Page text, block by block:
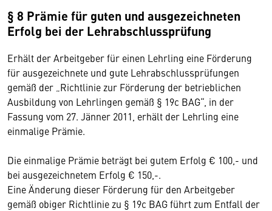
§ 8 Prämie für guten und ausgezeichneten
Erfolg bei der Lehrabschlussprüfung
Erhält der Arbeitgeber für einen Lehrling eine Förderung
für ausgezeichnete und gute Lehrabschlussprüfungen
gemäß der „Richtlinie zur Förderung der betrieblichen
Ausbildung von Lehrlingen gemäß § 19c BAG“, in der
Fassung vom 27. Jänner 2011, erhält der Lehrling eine
einmalige Prämie.
Die einmalige Prämie beträgt bei gutem Erfolg € 100,- und
bei ausgezeichnetem Erfolg € 150,-.
Eine Änderung dieser Förderung für den Arbeitgeber
gemäß obiger Richtlinie zu § 19c BAG führt zum Entfall der